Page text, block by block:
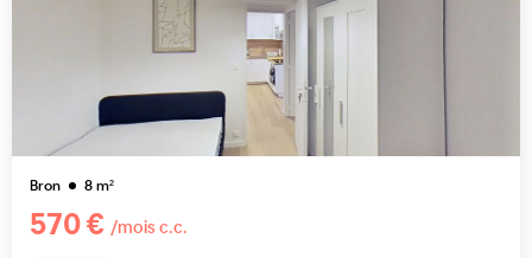
Bron 8m²
570 € /mois c.c.